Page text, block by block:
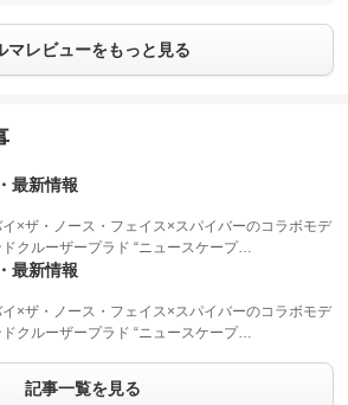
マレビューをもっと見る
最新情報
イ×ザ・ノース・フェイス×スパイバーのコラボモデ
ドクルーザープラド “ニュースケープ…
最新情報
イ×ザ・ノース・フェイス×スパイバーのコラボモデ
ドクルーザープラド “ニュースケープ…
記事一覧を見る